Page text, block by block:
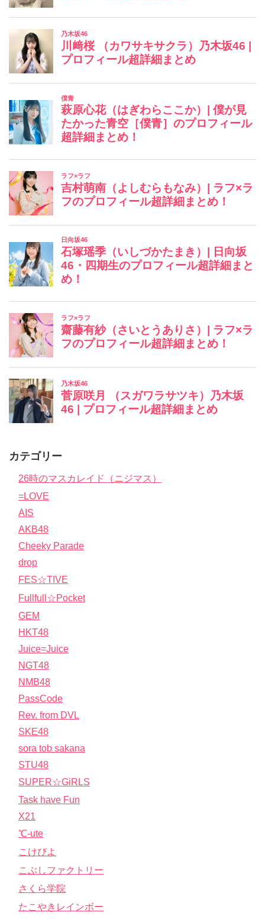
カテゴリー
26時のマスカレイド（ニジマス）
=LOVE
AIS
AKB48
Cheeky Parade
drop
FES☆TIVE
Fullfull☆Pocket
GEM
HKT48
Juice=Juice
NGT48
NMB48
PassCode
Rev. from DVL
SKE48
sora tob sakana
STU48
SUPER☆GiRLS
Task have Fun
X21
℃-ute
こけぴよ
こぶしファクトリー
さくら学院
たこやきレインボー